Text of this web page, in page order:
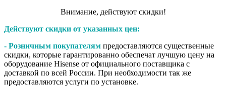
Внимание,​ действуют​ скидки!
Действуют скидки от указанных цен:
- Розничным покупателям предоставляются существенные
скидки, которые гарантированно обеспечат лучшую цену на
оборудование Hisense от официального поставщика с
доставкой по всей России. При необходимости так же
предоставляются услуги по установке.